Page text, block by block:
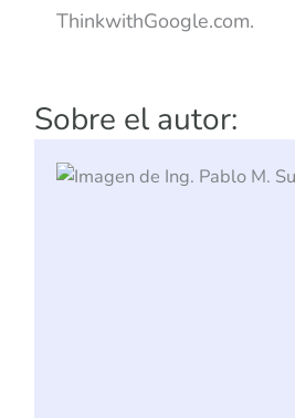
ThinkwithGoogle.com.
Sobre el autor: